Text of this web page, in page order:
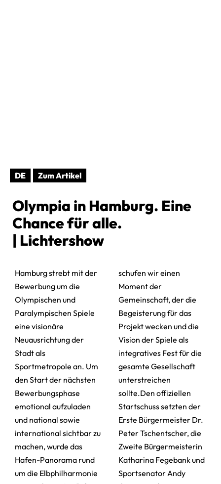
DE Zum Artikel
Olympia in Hamburg. Eine
Chance für alle.
| Lichtershow
Hamburg strebt mit der
Bewerbung um die
Olympischen und
Paralympischen Spiele
eine visionäre
Neuausrichtung der
Stadt als
Sportmetropole an. Um
den Start der nächsten
Bewerbungsphase
emotional aufzuladen
und national sowie
international sichtbar zu
machen, wurde das
Hafen-Panorama rund
um die Elbphilharmonie
schufen wir einen
Moment der
Gemeinschaft, der die
Begeisterung für das
Projekt wecken und die
Vision der Spiele als
integratives Fest für die
gesamte Gesellschaft
unterstreichen
sollte.Den offiziellen
Startschuss setzten der
Erste Bürgermeister Dr.
Peter Tschentscher, die
Zweite Bürgermeisterin
Katharina Fegebank und
Sportsenator Andy